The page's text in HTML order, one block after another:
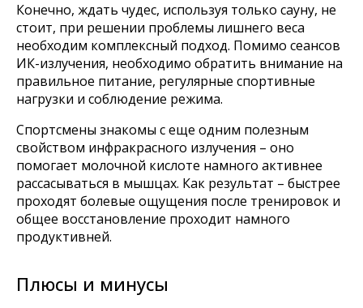
Конечно, ждать чудес, используя только сауну, не
стоит, при решении проблемы лишнего веса
необходим комплексный подход. Помимо сеансов
ИК-излучения, необходимо обратить внимание на
правильное питание, регулярные спортивные
нагрузки и соблюдение режима.
Спортсмены знакомы с еще одним полезным
свойством инфракрасного излучения – оно
помогает молочной кислоте намного активнее
рассасываться в мышцах. Как результат – быстрее
проходят болевые ощущения после тренировок и
общее восстановление проходит намного
продуктивней.
Плюсы и минусы
Оставайтесь с нами
Каталог товаров
Готовые сауны
Купели с подогревом
Купели для бани
Кедровые бочки
Банные чаны на дровах
Оборудование для хамама